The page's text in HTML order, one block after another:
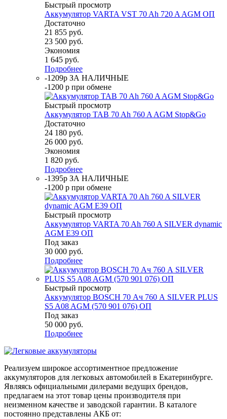
Быстрый просмотр
Аккумулятор VARTA VST 70 Ah 720 A AGM ОП
Достаточно
21 855 руб.
23 500 руб.
Экономия
1 645 руб.
Подробнее
-1209р ЗА НАЛИЧНЫЕ
-1200 р при обмене
Быстрый просмотр
Аккумулятор TAB 70 Ah 760 A AGM Stop&Go
Достаточно
24 180 руб.
26 000 руб.
Экономия
1 820 руб.
Подробнее
-1395р ЗА НАЛИЧНЫЕ
-1200 р при обмене
Быстрый просмотр
Аккумулятор VARTA 70 Ah 760 A SILVER dynamic
AGM E39 ОП
Под заказ
30 000 руб.
Подробнее
Быстрый просмотр
Аккумулятор BOSCH 70 Ач 760 А SILVER PLUS
S5 A08 AGM (570 901 076) ОП
Под заказ
50 000 руб.
Подробнее
Реализуем широкое ассортиментное предложение
аккумуляторов для легковых автомобилей в Екатеринбурге.
Являясь официальными дилерами ведущих брендов,
предлагаем на этот товар цены производителя при
неизменном качестве и заводской гарантии. В каталоге
постоянно представлены АКБ от: